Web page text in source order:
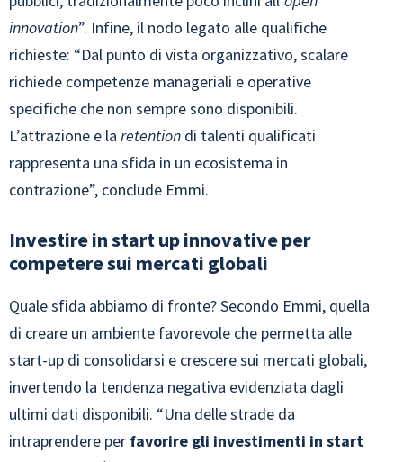
innovation”. Infine, il nodo legato alle qualifiche
richieste: “Dal punto di vista organizzativo, scalare
richiede competenze manageriali e operative
specifiche che non sempre sono disponibili.
L’attrazione e la retention di talenti qualificati
rappresenta una sfida in un ecosistema in
contrazione”, conclude Emmi.
Investire in start up innovative per
competere sui mercati globali
Quale sfida abbiamo di fronte? Secondo Emmi, quella
di creare un ambiente favorevole che permetta alle
start-up di consolidarsi e crescere sui mercati globali,
invertendo la tendenza negativa evidenziata dagli
ultimi dati disponibili. “Una delle strade da
intraprendere per favorire gli investimenti in start